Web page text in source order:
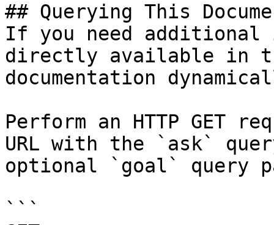
## Querying This
If you need
directly available in
documentation
Perform an HTTP GET
URL with the `ask`
optional `goal` query
```